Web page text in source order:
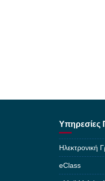
Υπηρεσίες
Ηλεκτρονική
eClass